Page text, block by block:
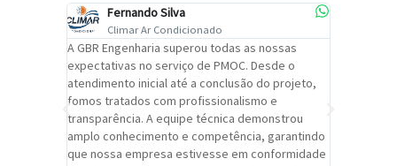
Fernando Silva
Climar Ar Condicionado
A GBR Engenharia superou todas as nossas
expectativas no serviço de PMOC. Desde o
atendimento inicial até a conclusão do projeto,
fomos tratados com profissionalismo e
transparência. A equipe técnica demonstrou
amplo conhecimento e competência, garantindo
que nossa empresa estivesse em conformidade